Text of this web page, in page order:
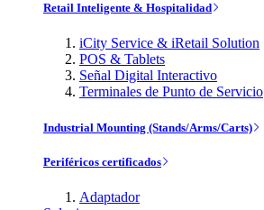
Retail Inteligente & Hospitalidad
iCity Service & iRetail Solution
POS & Tablets
Señal Digital Interactivo
Terminales de Punto de Servicio
Industrial Mounting (Stands/Arms/Carts)
Periféricos certificados
Adaptador